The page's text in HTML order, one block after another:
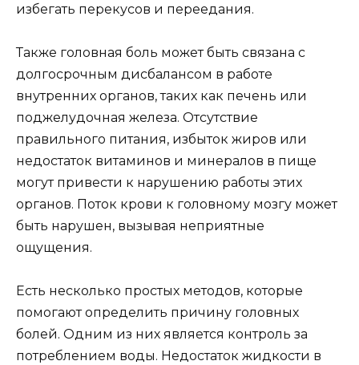
избегать перекусов и переедания.
Также головная боль может быть связана с
долгосрочным дисбалансом в работе
внутренних органов, таких как печень или
поджелудочная железа. Отсутствие
правильного питания, избыток жиров или
недостаток витаминов и минералов в пище
могут привести к нарушению работы этих
органов. Поток крови к головному мозгу может
быть нарушен, вызывая неприятные
ощущения.
Есть несколько простых методов, которые
помогают определить причину головных
болей. Одним из них является контроль за
потреблением воды. Недостаток жидкости в